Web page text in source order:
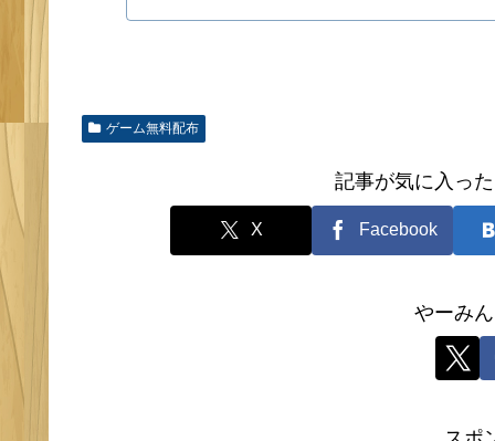
ゲーム無料配布
記事が気に入っ
X Facebook
やーみ